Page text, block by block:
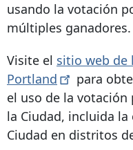
usando la votación
múltiples ganadores.
Visite el sitio web de
Portland
para
el uso de la
la Ciudad, incluida la
Ciudad en distritos